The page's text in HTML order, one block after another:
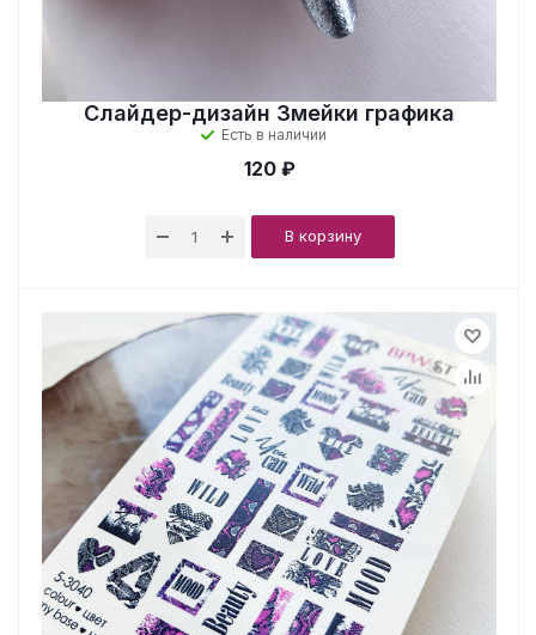
Слайдер-дизайн Змейки графика
Есть в наличии
120 ₽
В корзину